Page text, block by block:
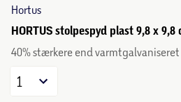
Hortus
HORTUS stolpespyd plast 9,8 x 9,8
40% stærkere end varmtgalvaniseret
1